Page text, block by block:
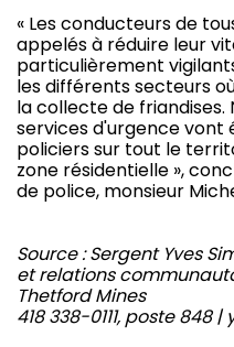
« Les conducteurs de
appelés à réduire leur
particulièrement
les différents secteurs
la collecte de friandises.
services d'urgence vont
policiers sur tout le
zone résidentielle »,
de police, monsieur
Source : Sergent Yves
et relations
Thetford Mines
418 338-0111, poste